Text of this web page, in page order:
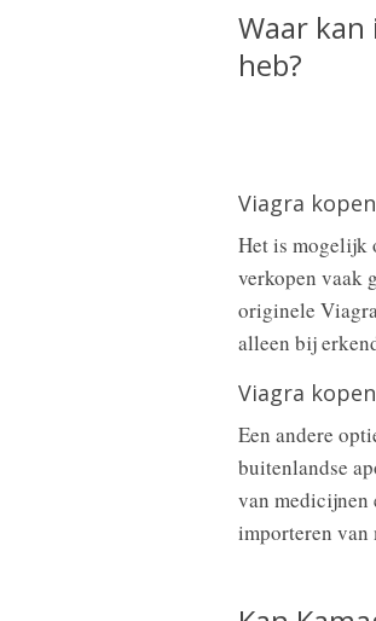
Waar
heb?
Viagra
Het is mogelijk
verkopen vaak
originele
alleen bij
Viagra
Een andere
buitenlandse
van medicijnen
importeren van